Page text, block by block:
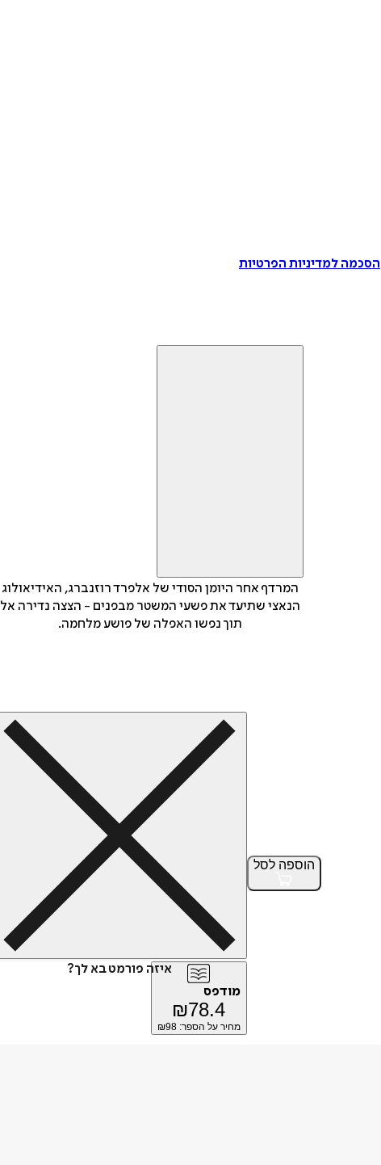
הסכמה למדיניות הפרטיות
המרדף אחר היומן הסודי של אלפרד רוזנברג, האידיאולוג
הנאצי שתיעד את פשעי המשטר מבפנים - הצצה נדירה אל
תוך נפשו האפלה של פושע מלחמה.
הוספה לסל
איזה פורמט בא לך?
מודפס
₪78.4
מחיר על הספר: ₪98